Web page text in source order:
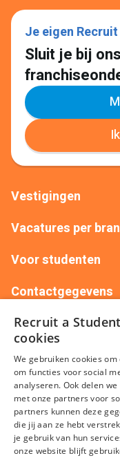
Je eigen
Sluit je bij
Vestigingen
Vacatures per
Voor studenten
Contactgegevens
+31(0)88 522 00
Alle vestigingen
Recruit a
cookies
We gebruiken cookies
om functies voor social
analyseren. Ook delen
met onze partners voor
partners kunnen deze
die jij aan ze hebt
je gebruik van hun
onze website blijft